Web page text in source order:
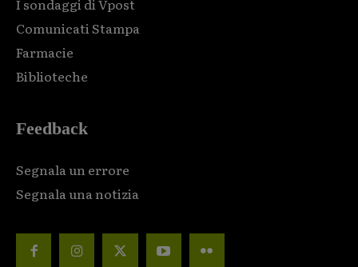
I sondaggi di Vpost
Comunicati Stampa
Farmacie
Biblioteche
Feedback
Segnala un errore
Segnala una notizia